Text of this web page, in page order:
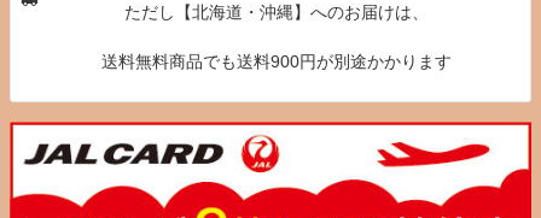
ただし【北海道・沖縄】へのお届けは、
送料無料商品でも送料900円が別途かかります